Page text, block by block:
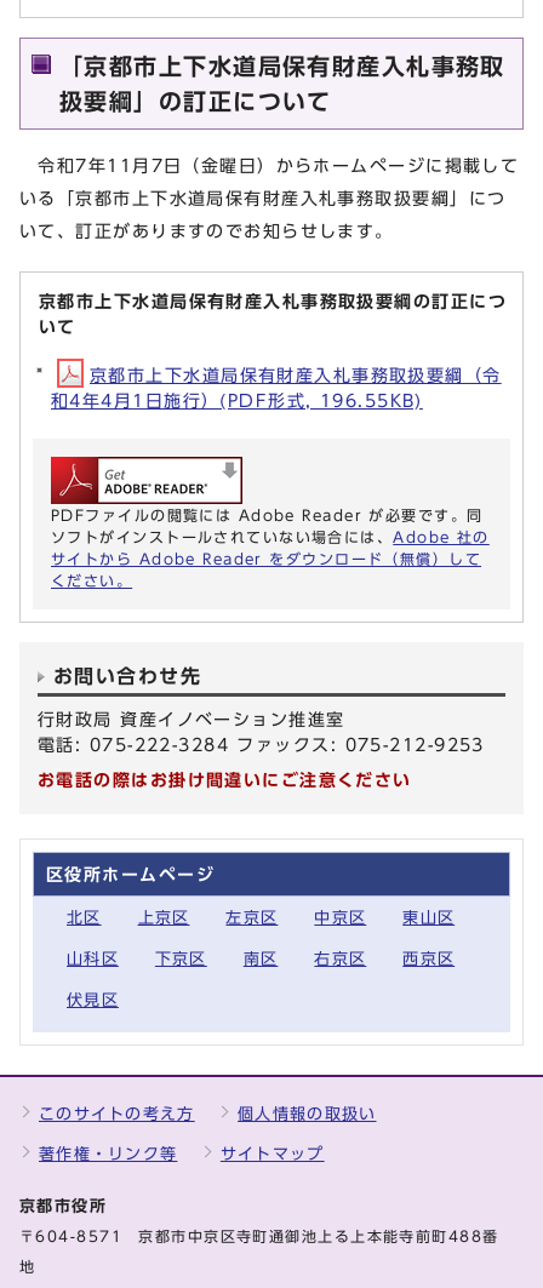
「京都市上下水道局保有財産入札事務取
扱要綱」の訂正について
令和7年11月7日（金曜日）からホームページに掲載して
いる「京都市上下水道局保有財産入札事務取扱要綱」につ
いて、訂正がありますのでお知らせします。
京都市上下水道局保有財産入札事務取扱要綱の訂正につ
いて
京都市上下水道局保有財産入札事務取扱要綱（令
和4年4月1日施行）(PDF形式, 196.55KB)
PDFファイルの閲覧には Adobe Reader が必要です。同
ソフトがインストールされていない場合には、 Adobe 社の
サイトから Adobe Reader をダウンロード（無償）して
ください。
お問い合わせ先
行財政局 資産イノベーション推進室
電話: 075-222-3284 ファックス: 075-212-9253
お電話の際はお掛け間違いにご注意ください
区役所ホームページ
北区 上京区 左京区 中京区 東山区
山科区 下京区 南区 右京区 西京区
伏見区
このサイトの考え方 個人情報の取扱い
著作権・リンク等 サイトマップ
京都市役所
〒604-8571 京都市中京区寺町通御池上る上本能寺前町488番
地